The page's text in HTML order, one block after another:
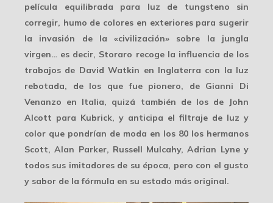
película equilibrada para luz de tungsteno sin
corregir, humo de colores en exteriores para sugerir
la invasión de la «civilización» sobre la jungla
virgen… es decir, Storaro recoge la influencia de los
trabajos de David Watkin en Inglaterra con la luz
rebotada, de los que fue pionero, de Gianni Di
Venanzo en Italia, quizá también de los de John
Alcott para Kubrick, y anticipa el filtraje de luz y
color que pondrían de moda en los 80 los hermanos
Scott, Alan Parker, Russell Mulcahy, Adrian Lyne y
todos sus imitadores de su época, pero con el gusto
y sabor de la fórmula en su estado más original.